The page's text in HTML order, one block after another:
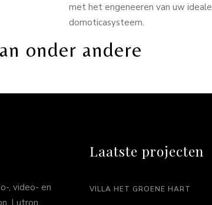
met het engeneeren van uw ideale
domoticasysteem.
onder andere
, video- en
Lutron,
Laatste projecten
VILLA HET GROENE HART